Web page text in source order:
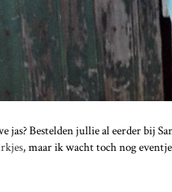
Bestelden jullie al eerder bij
, maar ik wacht toch nog